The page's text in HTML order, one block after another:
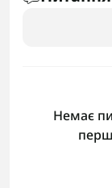
Немає